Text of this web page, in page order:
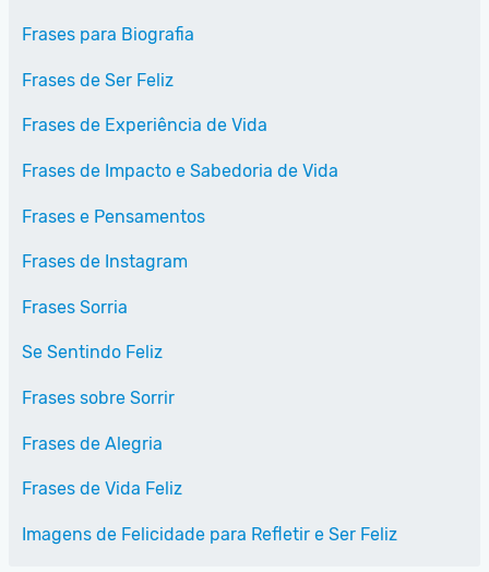
Frases para Biografia
Frases de Ser Feliz
Frases de Experiência de Vida
Frases de Impacto e Sabedoria de Vida
Frases e Pensamentos
Frases de Instagram
Frases Sorria
Se Sentindo Feliz
Frases sobre Sorrir
Frases de Alegria
Frases de Vida Feliz
Imagens de Felicidade para Refletir e Ser Feliz